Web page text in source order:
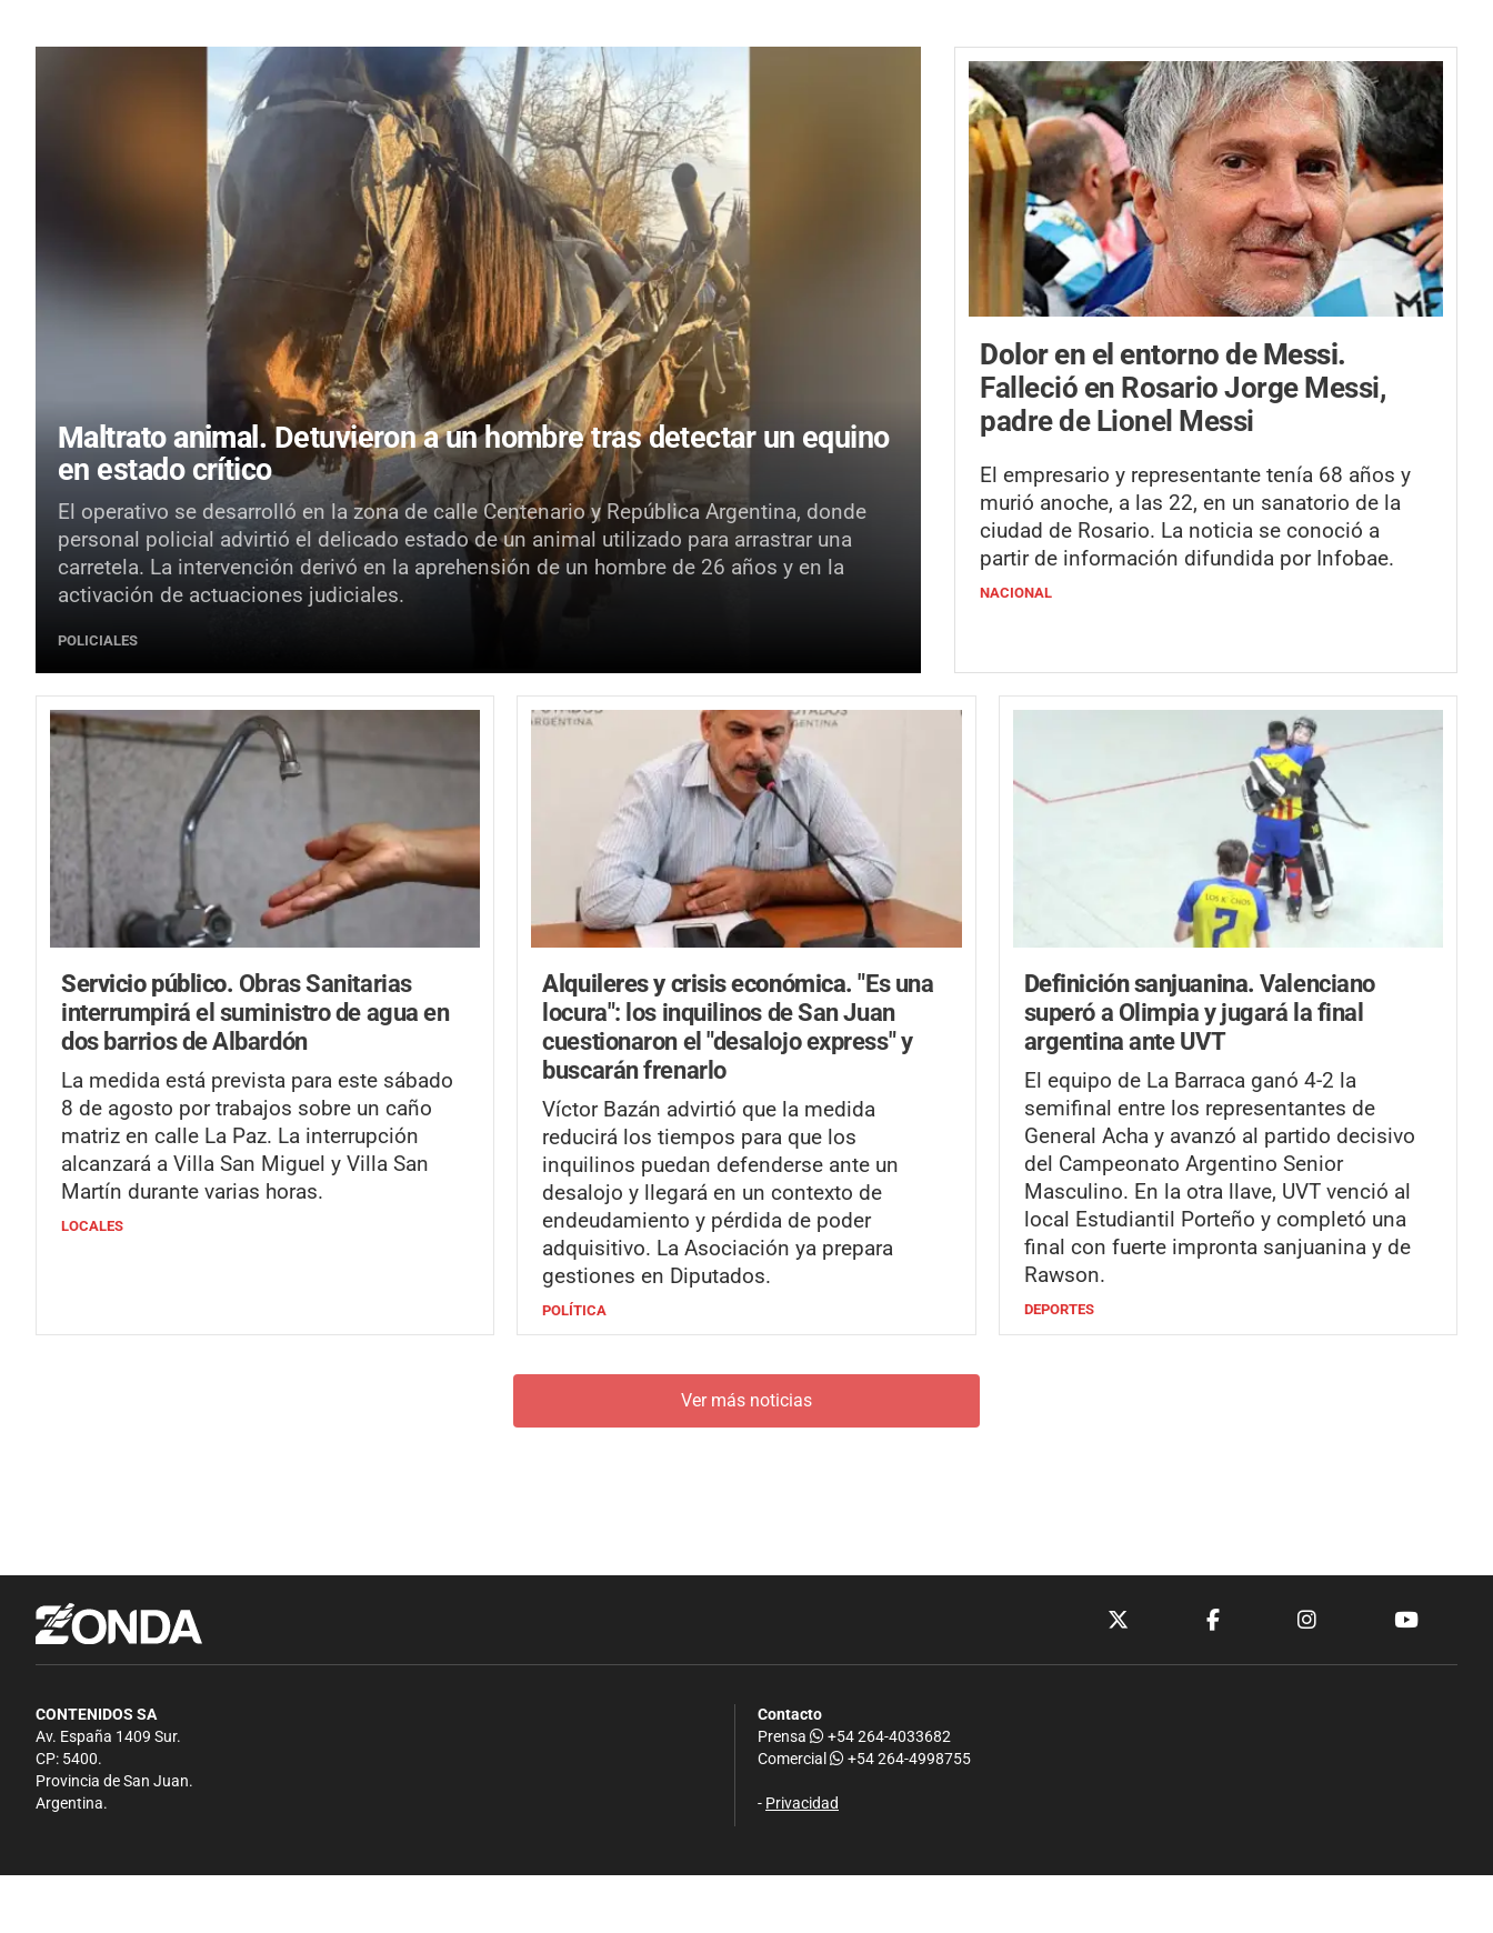
Maltrato animal.Detuvieron a un hombre tras detectar un equino
en estado crítico
El operativo se desarrolló en la zona de calle Centenario y República Argentina, donde
personal policial advirtió el delicado estado de un animal utilizado para arrastrar una
carretela. La intervención derivó en la aprehensión de un hombre de 26 años y en la
activación de actuaciones judiciales.
POLICIALES
Dolor en el entorno de Messi.
Falleció en Rosario Jorge Messi,
padre de Lionel Messi
El empresario y representante tenía 68 años y
murió anoche, a las 22, en un sanatorio de la
ciudad de Rosario. La noticia se conoció a
partir de información difundida por Infobae.
NACIONAL
Servicio público. Obras Sanitarias
interrumpirá el suministro de agua en
dos barrios de Albardón
La medida está prevista para este sábado
8 de agosto por trabajos sobre un caño
matriz en calle La Paz. La interrupción
alcanzará a Villa San Miguel y Villa San
Martín durante varias horas.
LOCALES
Alquileres y crisis económica."Es una
locura": los inquilinos de San Juan
cuestionaron el "desalojo express" y
buscarán frenarlo
Víctor Bazán advirtió que la medida
reducirá los tiempos para que los
inquilinos puedan defenderse ante un
desalojo y llegará en un contexto de
endeudamiento y pérdida de poder
adquisitivo. La Asociación ya prepara
gestiones en Diputados.
POLÍTICA
Definición sanjuanina.Valenciano
superó a Olimpia y jugará la final
argentina ante UVT
El equipo de La Barraca ganó 4-2 la
semifinal entre los representantes de
General Acha y avanzó al partido decisivo
del Campeonato Argentino Senior
Masculino. En la otra llave, UVT venció al
local Estudiantil Porteño y completó una
final con fuerte impronta sanjuanina y de
Rawson.
DEPORTES
Ver más noticias
CONTENIDOS SA
Av. España 1409 Sur.
CP: 5400.
Provincia de San Juan.
Argentina.
Contacto
Prensa
+54 264-4033682
Comercial
+54 264-4998755
- Privacidad